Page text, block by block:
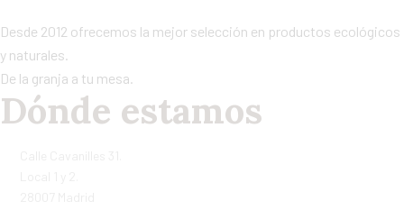
Desde 2012 ofrecemos la mejor selección en productos ecológicos
y naturales.
De la granja a tu mesa.
Dónde estamos